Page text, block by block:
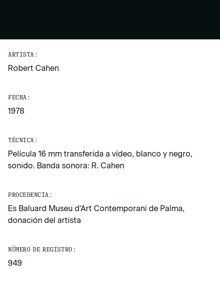
ARTISTA:
Robert Cahen
FECHA:
1978
TÉCNICA:
Película 16 mm transferida a vídeo, blanco y negro,
sonido. Banda sonora: R. Cahen
PROCEDENCIA:
Es Baluard Museu d'Art Contemporani de Palma,
donación del artista
NÚMERO DE REGISTRO:
949